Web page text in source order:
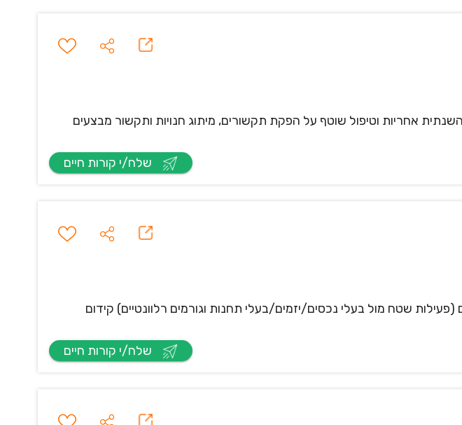
אחריות וטיפול שוטף על הפקת תקשורים, מיתוג חנויות ותקשור מבצעים
שטח מול בעלי נכסים/יזמים/בעלי תחנות וגורמים רלוונטיים) קידום